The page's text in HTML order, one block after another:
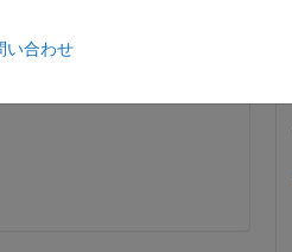
い合わせ